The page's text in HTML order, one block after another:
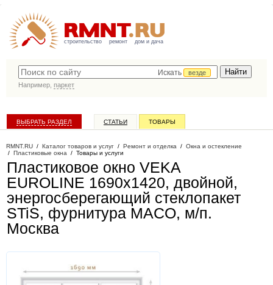
строительство ремонт дом и дача
Искать
везде
Например, паркет
ВЫБРАТЬ РАЗДЕЛ СТАТЬИ ТОВАРЫ
RMNT.RU / Каталог товаров и услуг / Ремонт и отделка / Окна и остекление
/ Пластиковые окна / Товары и услуги
Пластиковое окно VEKA
EUROLINE 1690х1420, двойной,
энергосберегающий стеклопакет
STiS, фурнитура MACO, м/п.
Москва